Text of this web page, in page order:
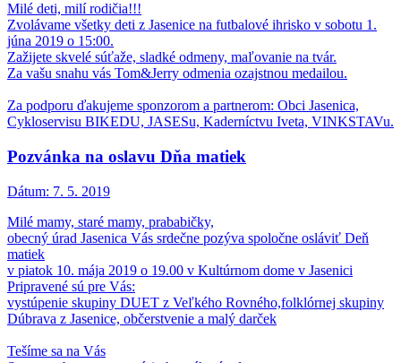
Milé deti, milí rodičia!!!
Zvolávame všetky deti z Jasenice na futbalové ihrisko v sobotu 1.
júna 2019 o 15:00.
Zažijete skvelé súťaže, sladké odmeny, maľovanie na tvár.
Za vašu snahu vás Tom&Jerry odmenia ozajstnou medailou.
Za podporu ďakujeme sponzorom a partnerom: Obci Jasenica,
Cykloservisu BIKEDU, JASESu, Kaderníctvu Iveta, VINKSTAVu.
Pozvánka na oslavu Dňa matiek
Dátum: 7. 5. 2019
Milé mamy, staré mamy, prababičky,
obecný úrad Jasenica Vás srdečne pozýva spoločne osláviť Deň
matiek
v piatok 10. mája 2019 o 19.00 v Kultúrnom dome v Jasenici
Pripravené sú pre Vás:
vystúpenie skupiny DUET z Veľkého Rovného,folklórnej skupiny
Dúbrava z Jasenice, občerstvenie a malý darček
Tešíme sa na Vás